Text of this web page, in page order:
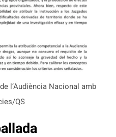
l’Audiència Nacional amb
QS